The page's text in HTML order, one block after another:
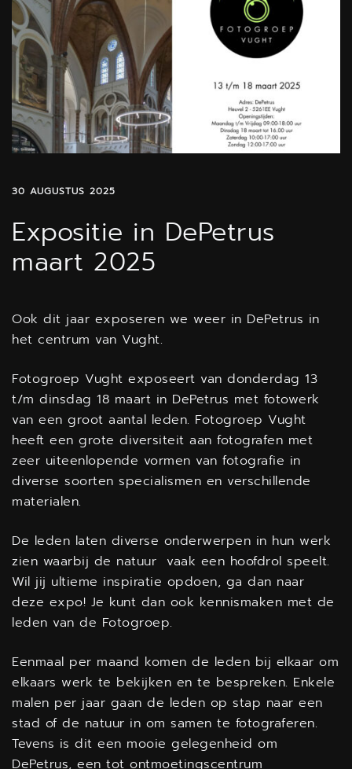
30 AUGUSTUS 2025
Expositie in DePetrus
maart 2025
Ook dit jaar exposeren we weer in DePetrus in
het centrum van Vught.
Fotogroep Vught exposeert van donderdag 13
t/m dinsdag 18 maart in DePetrus met fotowerk
van een groot aantal leden. Fotogroep Vught
heeft een grote diversiteit aan fotografen met
zeer uiteenlopende vormen van fotografie in
diverse soorten specialismen en verschillende
materialen.
De leden laten diverse onderwerpen in hun werk
zien waarbij de natuur vaak een hoofdrol speelt.
Wil jij ultieme inspiratie opdoen, ga dan naar
deze expo! Je kunt dan ook kennismaken met de
leden van de Fotogroep.
Eenmaal per maand komen de leden bij elkaar om
elkaars werk te bekijken en te bespreken. Enkele
malen per jaar gaan de leden op stap naar een
stad of de natuur in om samen te fotograferen.
Tevens is dit een mooie gelegenheid om
DePetrus, een tot ontmoetingscentrum